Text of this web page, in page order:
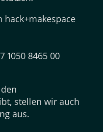
hack+makespace
1050 8465 00
stellen wir auch
aus.